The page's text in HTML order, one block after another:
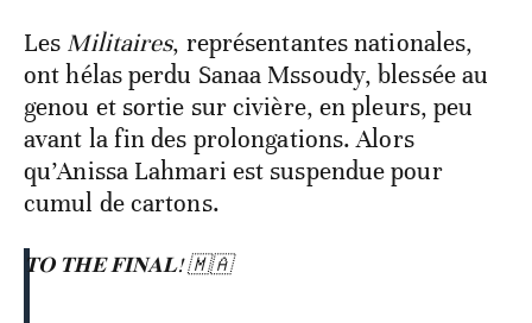
Les Militaires, représentantes nationales,
ont hélas perdu Sanaa Mssoudy, blessée au
genou et sortie sur civière, en pleurs, peu
avant la fin des prolongations. Alors
qu’Anissa Lahmari est suspendue pour
cumul de cartons.
𝐓𝐎 𝐓𝐇𝐄 𝐅𝐈𝐍𝐀𝐋! 🇲🇦